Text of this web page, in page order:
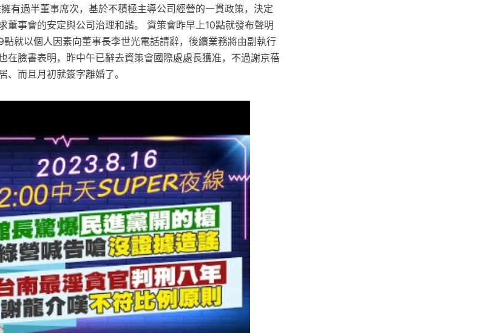
有過半董事席次，基於不積極主導公司經營的一貫政策，決定
董事會的安定與公司治理和諧。 資策會昨早上10點就發布聲明
就以個人因素向董事長李世光電話請辭，後續業務將由副執行
在臉書表明，昨中午已辭去資策會國際處處長獲准，不過謝京蓓
而且月初就簽字離婚了。